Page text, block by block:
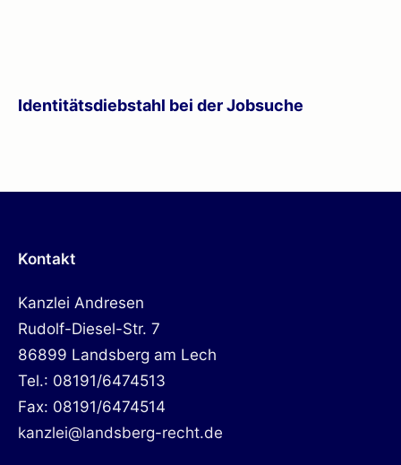
Identitätsdiebstahl bei der Jobsuche
Kontakt
Kanzlei Andresen
Rudolf-Diesel-Str. 7
86899 Landsberg am Lech
Tel.: 08191/6474513
Fax: 08191/6474514
kanzlei@landsberg-recht.de